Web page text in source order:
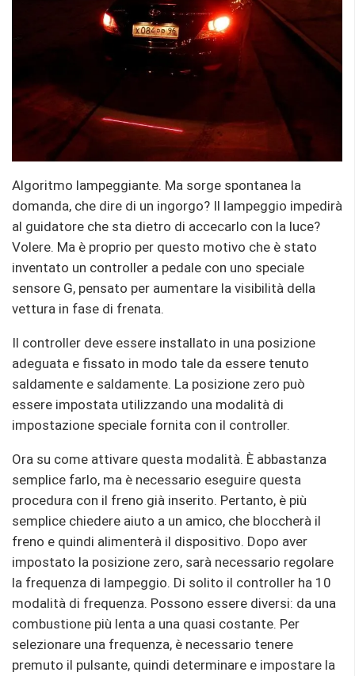
Algoritmo lampeggiante. Ma sorge spontanea la
domanda, che dire di un ingorgo? Il lampeggio impedirà
al guidatore che sta dietro di accecarlo con la luce?
Volere. Ma è proprio per questo motivo che è stato
inventato un controller a pedale con uno speciale
sensore G, pensato per aumentare la visibilità della
vettura in fase di frenata.
Il controller deve essere installato in una posizione
adeguata e fissato in modo tale da essere tenuto
saldamente e saldamente. La posizione zero può
essere impostata utilizzando una modalità di
impostazione speciale fornita con il controller.
Ora su come attivare questa modalità. È abbastanza
semplice farlo, ma è necessario eseguire questa
procedura con il freno già inserito. Pertanto, è più
semplice chiedere aiuto a un amico, che bloccherà il
freno e quindi alimenterà il dispositivo. Dopo aver
impostato la posizione zero, sarà necessario regolare
la frequenza di lampeggio. Di solito il controller ha 10
modalità di frequenza. Possono essere diversi: da una
combustione più lenta a una quasi costante. Per
selezionare una frequenza, è necessario tenere
premuto il pulsante, quindi determinare e impostare la